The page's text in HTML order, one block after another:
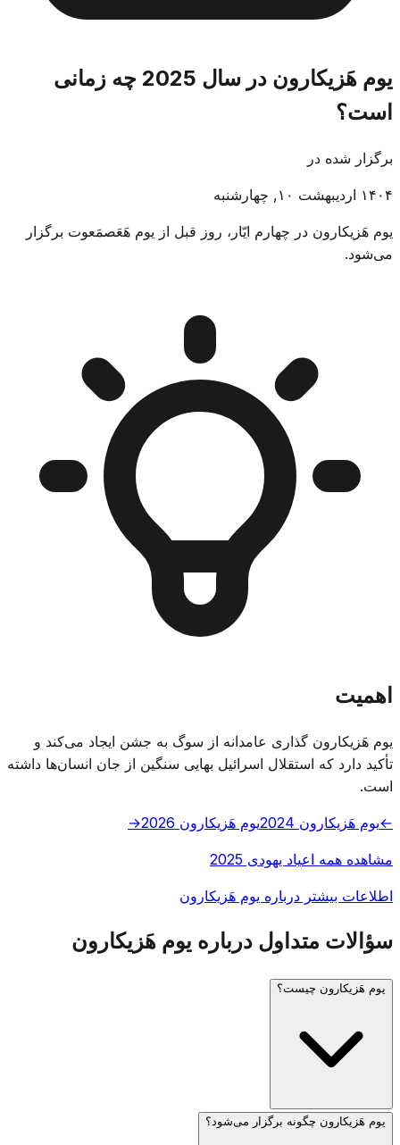
یوم هَزیکارون در سال 2025 چه زمانی
است؟
برگزار شده در
۱۴۰۴ اردیبهشت ۱۰, چهارشنبه
یوم هَزیکارون در چهارم ایّار، روز قبل از یوم هَعَصمَعوت برگزار
می‌شود.
اهمیت
یوم هَزیکارون گذاری عامدانه از سوگ به جشن ایجاد می‌کند و
تأکید دارد که استقلال اسرائیل بهایی سنگین از جان انسان‌ها داشته
است.
←یوم هَزیکارون 2024 یوم هَزیکارون 2026 →
مشاهده همه اعیاد یهودی 2025
اطلاعات بیشتر درباره یوم هَزیکارون
سؤالات متداول درباره یوم هَزیکارون
یوم هَزیکارون چیست؟
یوم هَزیکارون (روز یادبود اسرائیل) در چهارم ایار، یک روز قبل از
یوم هَزیکارون چگونه برگزار می‌شود؟